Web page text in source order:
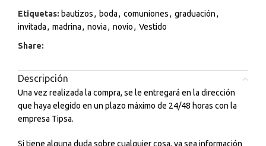
Etiquetas: bautizos, boda, comuniones, graduación,
invitada, madrina, novia, novio, Vestido
Share:
Descripción
Una vez realizada la compra, se le entregará en la dirección
que haya elegido en un plazo máximo de 24/48 horas con la
empresa Tipsa.
Si tiene alguna duda sobre cualquier cosa, ya sea información